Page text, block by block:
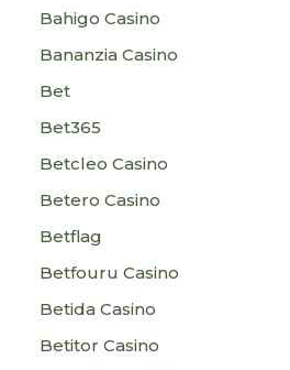
Bahigo Casino
Bananzia Casino
Bet
Bet365
Betcleo Casino
Betero Casino
Betflag
Betfouru Casino
Betida Casino
Betitor Casino